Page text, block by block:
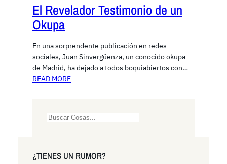
El Revelador Testimonio de un
Okupa
En una sorprendente publicación en redes
sociales, Juan Sinvergüenza, un conocido okupa
de Madrid, ha dejado a todos boquiabiertos con…
READ MORE
S
r
¿TIENES UN RUMOR?